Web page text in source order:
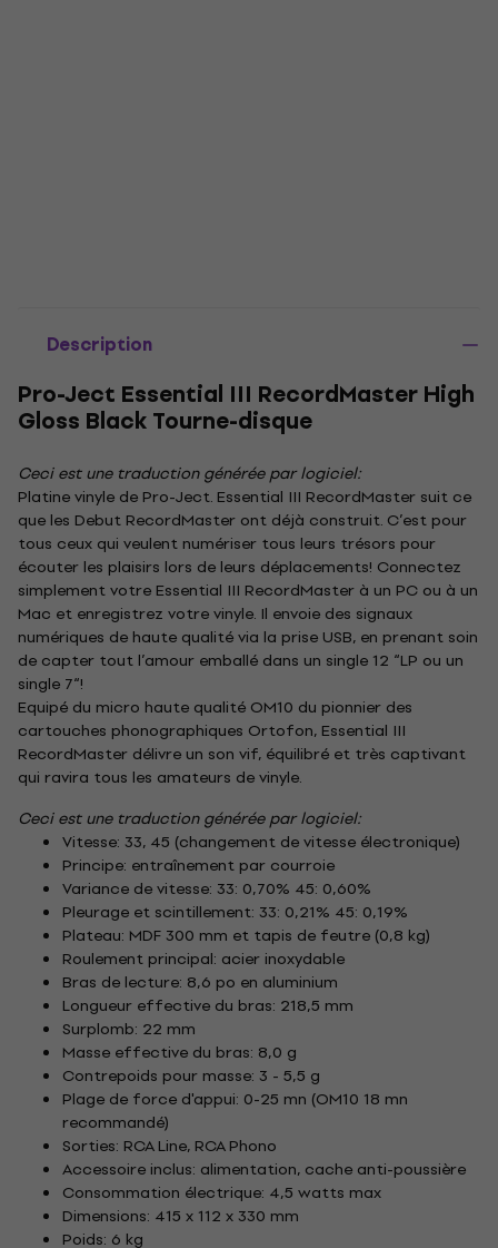
Description
Pro-Ject Essential III RecordMaster High
Gloss Black Tourne-disque
Ceci est une traduction générée par logiciel:
Platine vinyle de Pro-Ject. Essential III RecordMaster suit ce
que les Debut RecordMaster ont déjà construit. C’est pour
tous ceux qui veulent numériser tous leurs trésors pour
écouter les plaisirs lors de leurs déplacements! Connectez
simplement votre Essential III RecordMaster à un PC ou à un
Mac et enregistrez votre vinyle. Il envoie des signaux
numériques de haute qualité via la prise USB, en prenant soin
de capter tout l’amour emballé dans un single 12 “LP ou un
single 7“!
Equipé du micro haute qualité OM10 du pionnier des
cartouches phonographiques Ortofon, Essential III
RecordMaster délivre un son vif, équilibré et très captivant
qui ravira tous les amateurs de vinyle.
Ceci est une traduction générée par logiciel:
Vitesse: 33, 45 (changement de vitesse électronique)
Principe: entraînement par courroie
Variance de vitesse: 33: 0,70% 45: 0,60%
Pleurage et scintillement: 33: 0,21% 45: 0,19%
Plateau: MDF 300 mm et tapis de feutre (0,8 kg)
Roulement principal: acier inoxydable
Bras de lecture: 8,6 po en aluminium
Longueur effective du bras: 218,5 mm
Surplomb: 22 mm
Masse effective du bras: 8,0 g
Contrepoids pour masse: 3 - 5,5 g
Plage de force d'appui: 0-25 mn (OM10 18 mn
recommandé)
Sorties: RCA Line, RCA Phono
Accessoire inclus: alimentation, cache anti-poussière
Consommation électrique: 4,5 watts max
Dimensions: 415 x 112 x 330 mm
Poids: 6 kg